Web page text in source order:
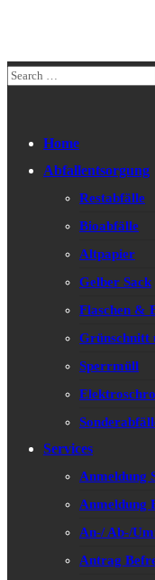
Home
Abfallentsorgung
Restabfälle
Bioabfälle
Altpapier
Gelber Sack
Flaschen &
Grünschnitt
Sperrmüll
Services
Anmeldung
Anmeldung
An-/ Ab-/
Antrag